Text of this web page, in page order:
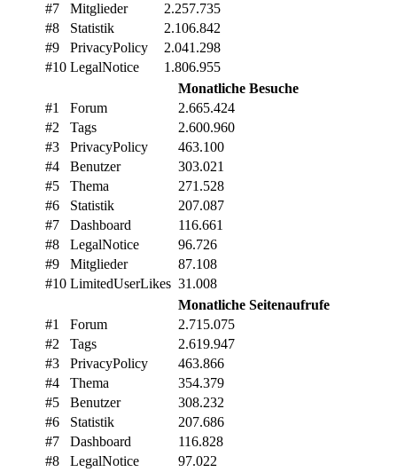
#7
Mitglieder
2.257.735
#8
Statistik
2.106.842
#9
PrivacyPolicy
2.041.298
#10 LegalNotice
1.806.955
Monatliche Besuche
#1
Forum
2.665.424
#2
Tags
2.600.960
#3
PrivacyPolicy
463.100
#4
Benutzer
303.021
#5
Thema
271.528
#6
Statistik
207.087
#7
Dashboard
116.661
#8
LegalNotice
96.726
#9
Mitglieder
87.108
#10 LimitedUserLikes 31.008
Monatliche Seitenaufrufe
#1
Forum
2.715.075
#2
Tags
2.619.947
#3
PrivacyPolicy
463.866
#4
Thema
354.379
#5
Benutzer
308.232
#6
Statistik
207.686
#7
Dashboard
116.828
#8
LegalNotice
97.022